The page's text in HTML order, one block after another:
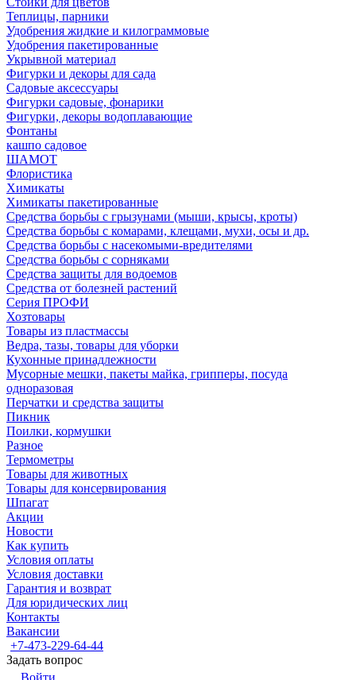
Теплицы, парники
Удобрения жидкие и килограммовые
Удобрения пакетированные
Укрывной материал
Фигурки и декоры для сада
Садовые аксессуары
Фигурки садовые, фонарики
Фигурки, декоры водоплавающие
Фонтаны
кашпо садовое
ШАМОТ
Флористика
Химикаты
Химикаты пакетированные
Средства борьбы с грызунами (мыши, крысы, кроты)
Средства борьбы с комарами, клещами, мухи, осы и др.
Средства борьбы с насекомыми-вредителями
Средства борьбы с сорняками
Средства защиты для водоемов
Средства от болезней растений
Серия ПРОФИ
Хозтовары
Товары из пластмассы
Ведра, тазы, товары для уборки
Кухонные принадлежности
Мусорные мешки, пакеты майка, грипперы, посуда
одноразовая
Перчатки и средства защиты
Пикник
Поилки, кормушки
Разное
Термометры
Товары для животных
Товары для консервирования
Шпагат
Акции
Новости
Как купить
Условия оплаты
Условия доставки
Гарантия и возврат
Для юридических лиц
Контакты
Вакансии
+7-473-229-64-44
Задать вопрос
Войти